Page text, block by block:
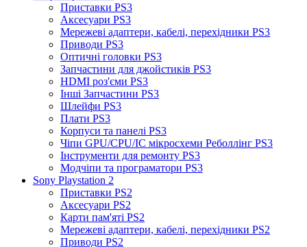
Приставки PS3
Аксесуари PS3
Мережеві адаптери, кабелі, перехідники PS3
Приводи PS3
Оптичні головки PS3
Запчастини для джойстиків PS3
HDMI роз'єми PS3
Інші Запчастини PS3
Шлейфи PS3
Плати PS3
Корпуси та панелі PS3
Чіпи GPU/CPU/IC мікросхеми Реболлінг PS3
Інструменти для ремонту PS3
Модчіпи та програматори PS3
Sony Playstation 2
Приставки PS2
Аксесуари PS2
Карти пам'яті PS2
Мережеві адаптери, кабелі, перехідники PS2
Приводи PS2